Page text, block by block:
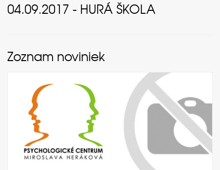
04.09.2017 - HURÁ ŠKOLA
Zoznam noviniek